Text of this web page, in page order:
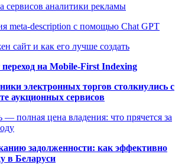
сервисов аналитики рекламы
meta-description с помощью Chat GPT
сайт и как его лучше создать
переход на Mobile-First Indexing
электронных торгов столкнулись с
аукционных сервисов
— полная цена владения: что прячется за
задолженности: как эффективно
в Беларуси